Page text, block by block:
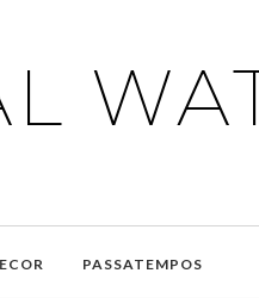
PASSATEMPOS